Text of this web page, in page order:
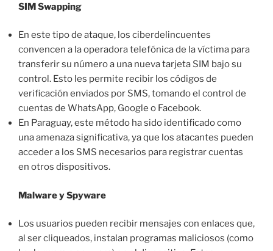
SIM Swapping
En este tipo de ataque, los ciberdelincuentes
convencen a la operadora telefónica de la víctima para
transferir su número a una nueva tarjeta SIM bajo su
control. Esto les permite recibir los códigos de
verificación enviados por SMS, tomando el control de
cuentas de WhatsApp, Google o Facebook.
En Paraguay, este método ha sido identificado como
una amenaza significativa, ya que los atacantes pueden
acceder a los SMS necesarios para registrar cuentas
en otros dispositivos.
Malware y Spyware
Los usuarios pueden recibir mensajes con enlaces que,
al ser cliqueados, instalan programas maliciosos (como